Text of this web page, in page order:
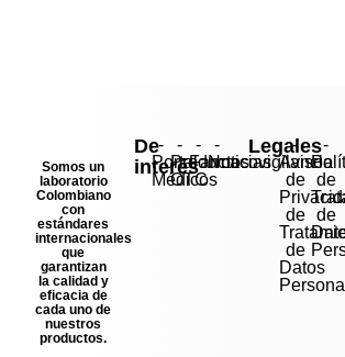
Somos un
laboratorio
Colombiano
con
estándares
internacionales
que
garantizan
la calidad y
eficacia de
cada uno de
nuestros
productos.
De
interés
-
Portal
Médicos
-
Productos
OTC
-
Farmacovigilancia
-
Noticias
Legales
-
Aviso
de
de
de
Datos
-
de
de